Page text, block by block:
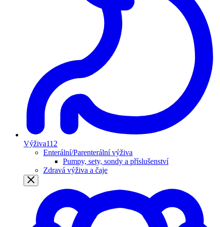
Výživa112
Enterální/Parenterální výživa
Pumpy, sety, sondy a příslušenství
Zdravá výživa a čaje